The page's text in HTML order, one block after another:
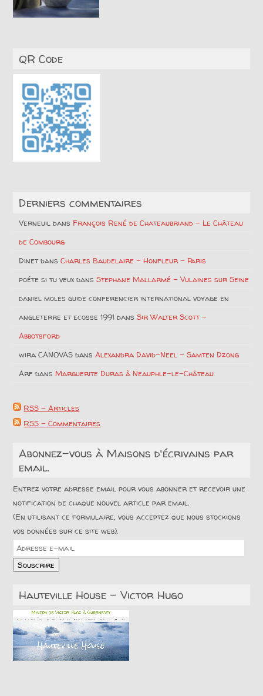
QR Code
Derniers commentaires
Verneuil dans François René de Chateaubriand – Le Château
de Combourg
DinetdansCharles Baudelaire – Honfleur – Paris
poéte si tu veux dansStephane Mallarmé – Vulaines sur Seine
daniel moles guide conferencier international voyage en
angleterre et ecosse 1991 dansSir Walter Scott –
Abbotsford
wira CANOVAS dansAlexandra David-Neel – Samten Dzong
Arf dansMarguerite Duras à Neauphle-le-Château
RSS - Articles
RSS - Commentaires
Abonnez-vous à Maisons d'écrivains par
email.
Entrez votre adresse email pour vous abonner et recevoir une
notification de chaque nouvel article par email.
(En utilisant ce formulaire, vous acceptez que nous stockions
vos données sur ce site web).
Adresse
e-
mail
Souscrire
Hauteville House – Victor Hugo